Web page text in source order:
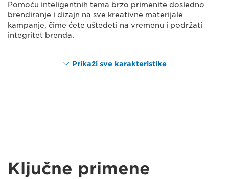
Pomoću inteligentnih tema brzo primenite dosledno
brendiranje i dizajn na sve kreativne materijale
kampanje, čime ćete uštedeti na vremenu i podržati
integritet brenda.
Prikaži sve karakteristike
Ključne primene